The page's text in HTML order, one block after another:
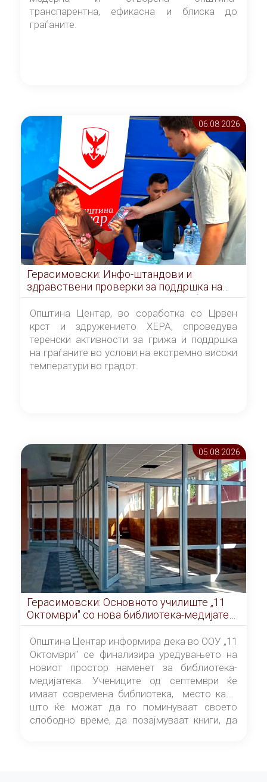
транспарентна, ефикасна и блиска до
граѓаните.
06.08 2026
Герасимовски: Инфо-штандови и
здравствени проверки за поддршка на
граѓаните во услови на топлотен бран
Општина Центар, во соработка со Црвен
крст и здружението ХЕРА, спроведува
теренски активности за грижа и поддршка
на граѓаните во услови на екстремно високи
температури во градот.
05.08 2026
Герасимовски: Основното училиште „11
Октомври" со нова библиотека-медијатека
од септември
Општина Центар информира дека во ООУ „11
Октомври" се финализира уредувањето на
новиот простор наменет за библиотека-
медијатека. Учениците од септември ќе
имаат современа библиотека, место каде
што ќе можат да го поминуваат своето
слободно време, да позајмуваат книги, да